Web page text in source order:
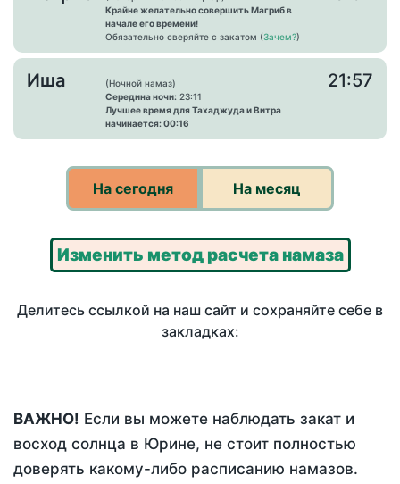
Крайне желательно совершить Магриб в
начале его времени!
Обязательно сверяйте с закатом (Зачем?)
Иша
(Ночной намаз)
Середина ночи: 23:11
Лучшее время для Тахаджуда и Витра
начинается: 00:16
21:57
На сегодня На месяц
Изменить метод расчета намаза
Делитесь ссылкой на наш сайт и сохраняйте себе в
закладках:
ВАЖНО! Если вы можете наблюдать закат и
восход солнца в Юрине, не стоит полностью
доверять какому-либо расписанию намазов.